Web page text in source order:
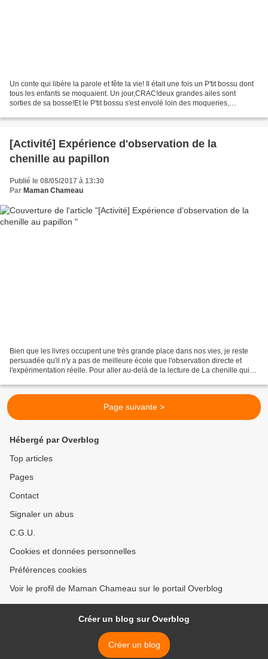
Un conte qui libère la parole et fête la vie! Il était une fois un P'tit bossu dont
tous les enfants se moquaient. Un jour,CRAC!deux grandes ailes sont
sorties de sa bosse!Et le P'tit bossu s'est envolé loin des moqueries,
[Activité] Expérience d'observation de la
chenille au papillon
Publié le 08/05/2017 à 13:30
Par Maman Chameau
Bien que les livres occupent une très grande place dans nos vies, je reste
persuadée qu'il n'y a pas de meilleure école que l'observation directe et
l'expérimentation réelle. Pour aller au-delà de la lecture de La chenille qui
Page suivante >
Hébergé par Overblog
Top articles
Pages
Contact
Signaler un abus
C.G.U.
Cookies et données personnelles
Préférences cookies
Voir le profil de Maman Chameau sur le portail Overblog
Créer un blog sur Overblog
Créer un blog